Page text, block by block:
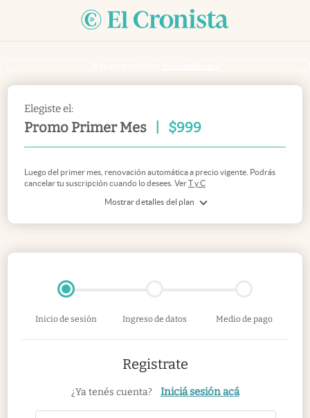
Elegiste el:
Promo Primer Mes $999
Mostrar detalles del plan
Luego del primer mes, renovación automática a precio vigente. Podrás
cancelar tu suscripción cuando lo desees. VerT y C
Inicio de sesión Ingreso de datos Medio de pago
Registrate
¿Ya tenés cuenta? Iniciá sesión acá